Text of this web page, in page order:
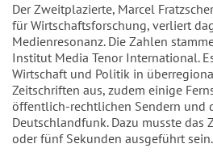
Der Zweitplazierte, Marcel
für Wirtschaftsforschung, verliert
Medienresonanz. Die Zahlen
Institut Media Tenor International.
Wirtschaft und Politik in
Zeitschriften aus, zudem einige
öffentlich-rechtlichen Sendern und
Deutschlandfunk. Dazu musste
oder fünf Sekunden ausgeführt sein.